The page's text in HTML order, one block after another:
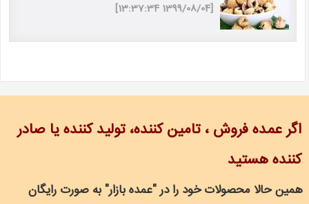
[1399/08/04 13:37:34]
اگر عمده فروش ، تامین کننده، تولید کننده یا صادر
کننده هستید
همین حالا محصولات خود را در "عمده بازار" به صورت رایگان